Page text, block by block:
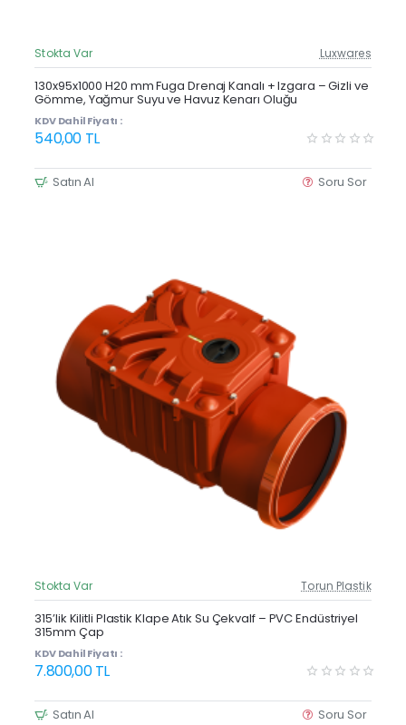
Güncel Fiyat
Yeni Ürün
Stokta Var Luxwares
130x95x1000 H20 mm Fuga Drenaj Kanalı + Izgara – Gizli ve
Gömme, Yağmur Suyu ve Havuz Kenarı Oluğu
KDV Dahil Fiyatı :
540,00 TL
Satın Al Soru Sor
Güncel Fiyat
Yeni Ürün
Stokta Var Torun Plastik
315’lik Kilitli Plastik Klape Atık Su Çekvalf – PVC Endüstriyel
315mm Çap
KDV Dahil Fiyatı :
7.800,00 TL
Satın Al Soru Sor